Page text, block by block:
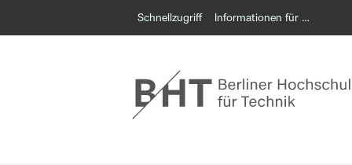
Schnellzugriff Informationen für …